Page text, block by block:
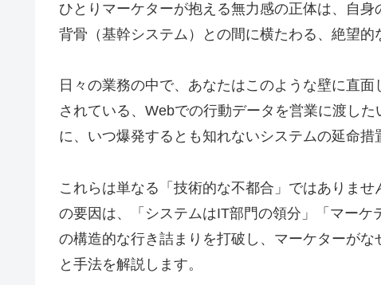
ひとりマーケターが抱える無力感の正体は、自
背骨（基幹システム）との間に横たわる、絶望的
日々の業務の中で、あなたはこのような壁に直
されている、Webでの行動データを営業に渡し
に、いつ爆発するとも知れないシステムの延命措
これらは単なる「技術的な不都合」ではありま
の要因は、「システムはIT部門の領分」「マー
の構造的な行き詰まりを打破し、マーケターが
と手法を解説します。